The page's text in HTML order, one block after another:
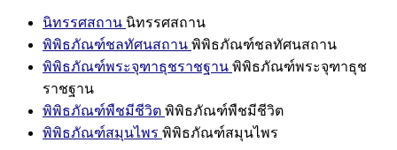
นิทรรศสถาน นิทรรศสถาน
พิพิธภัณฑ์ชลทัศนสถาน พิพิธภัณฑ์ชลทัศนสถาน
พิพิธภัณฑ์พระจุฑาธุชราชฐาน พิพิธภัณฑ์พระจุฑาธุช
ราชฐาน
พิพิธภัณฑ์พืชมีชีวิต พิพิธภัณฑ์พืชมีชีวิต
พิพิธภัณฑ์สมุนไพร พิพิธภัณฑ์สมุนไพร